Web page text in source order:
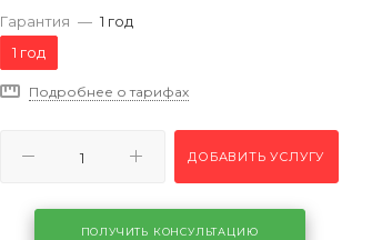
Гарантия — 1 год
1 год
Подробнее о тарифах
ДОБАВИТЬ УСЛУГУ
ПОЛУЧИТЬ КОНСУЛЬТАЦИЮ